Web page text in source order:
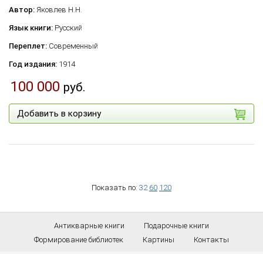
Автор: Яковлев Н.Н.
Язык книги: Русский
Переплет: Современный
Год издания: 1914
100 000 руб.
Добавить в корзину
Показать по: 32 60 120
Антикварные книги
Подарочные книги
Формирование библиотек
Картины Контакты